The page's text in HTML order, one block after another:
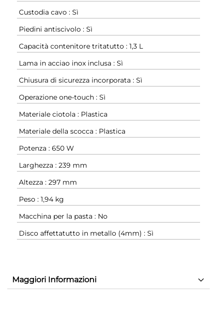
Custodia cavo : Sì
Piedini antiscivolo : Sì
Capacità contenitore tritatutto : 1,3 L
Lama in acciao inox inclusa : Sì
Chiusura di sicurezza incorporata : Sì
Operazione one-touch : Sì
Materiale ciotola : Plastica
Materiale della scocca : Plastica
Potenza : 650 W
Larghezza : 239 mm
Altezza : 297 mm
Peso : 1,94 kg
Macchina per la pasta : No
Disco affettatutto in metallo (4mm) : Sì
Maggiori Informazioni